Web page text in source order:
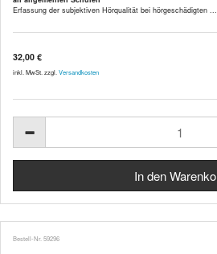
Erfassung der subjektiven Hörqualität bei hörgeschädigten ...
32,00 €
inkl. MwSt. zzgl. Versandkosten
Bestell-Nr. 59296